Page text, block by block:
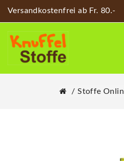
Versandkostenfrei ab Fr. 80.-
Stoffe